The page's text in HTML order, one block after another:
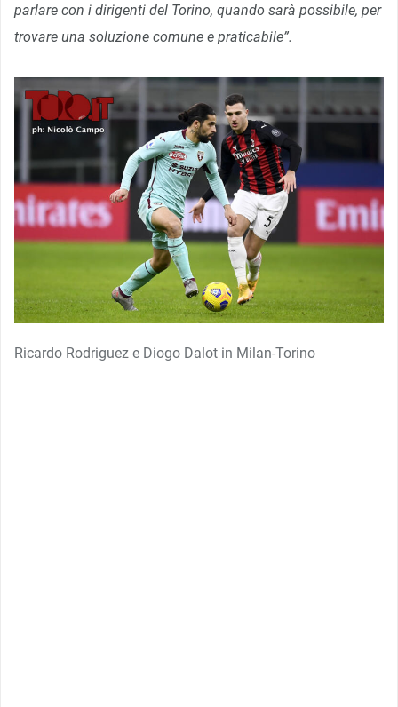
parlare con i dirigenti del Torino, quando sarà possibile, per
trovare una soluzione comune e praticabile”.
Ricardo Rodriguez e Diogo Dalot in Milan-Torino